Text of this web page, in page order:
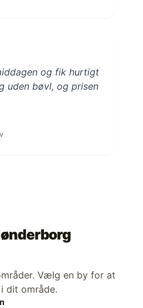
og fik hurtigt
uden bøvl, og prisen
Vælg en by for at
dit område.